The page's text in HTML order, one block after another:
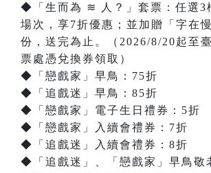
◆「生而為 ≋ 人？」套票：任選3
場次，享7折優惠；並加贈「字在
份，送完為止。（2026/8/20起至
票處憑兌換券領取）
◆「戀戲家」早鳥：75折
◆「追戲迷」早鳥：85折
◆「戀戲家」電子生日禮券：5折
◆「戀戲家」入續會禮券：7折
◆「追戲迷」入續會禮券：8折
◆「追戲迷」、「戀戲家」早鳥敬